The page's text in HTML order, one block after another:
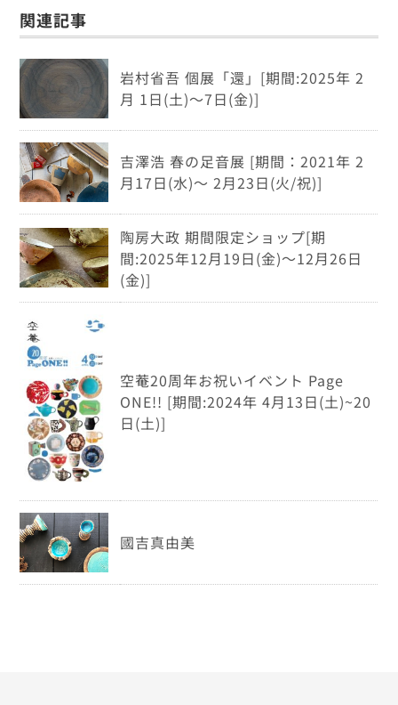
関連記事
岩村省吾 個展「還」[期間:2025年 2
月 1日(土)～7日(金)]
吉澤浩 春の足音展 [期間：2021年 2
月17日(水)～ 2月23日(火/祝)]
陶房大政 期間限定ショップ[期
間:2025年12月19日(金)～12月26日
(金)]
空菴20周年お祝いイベント Page
ONE!! [期間:2024年 4月13日(土)~20
日(土)]
國吉真由美